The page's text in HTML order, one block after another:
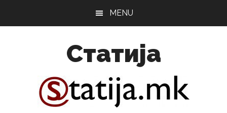
MENU
Статија